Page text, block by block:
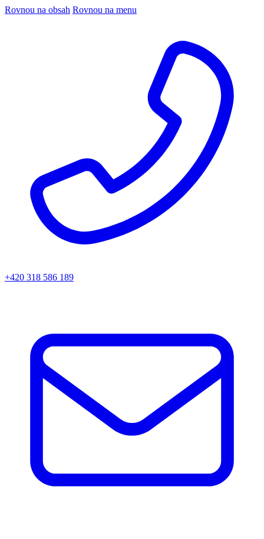
Rovnou na obsah Rovnou na menu
+420 318 586 189